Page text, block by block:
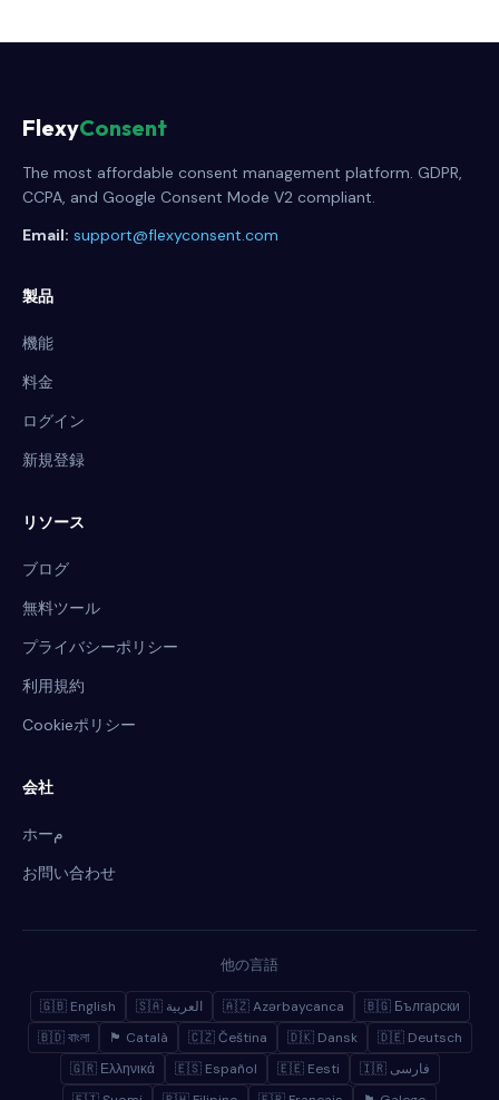
FlexyConsent
The most affordable consent management platform. GDPR,
CCPA, and Google Consent Mode V2 compliant.
Email: support@flexyconsent.com
製品
機能
料金
ログイン
新規登録
リソース
ブログ
無料ツール
プライバシーポリシー
利用規約
Cookieポリシー
会社
ホーم
お問い合わせ
他の言語
🇬🇧 English 🇸🇦 العربية 🇦🇿 Azərbaycanca
🇧🇬 Български
🇧🇩 বাংলা
🏴 Català 🇨🇿 Čeština 🇩🇰 Dansk
🇩🇪 Deutsch
🇬🇷 Ελληνικά
🇪🇸 Español 🇪🇪 Eesti
🇮🇷 فارسی